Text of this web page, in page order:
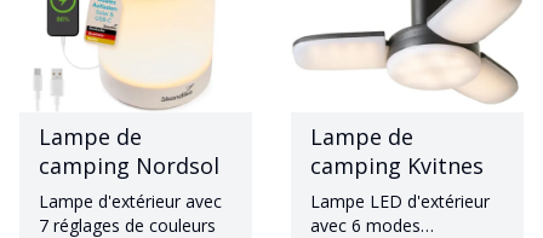
Lampe de
camping Nordsol
Lampe d'extérieur avec
7 réglages de couleurs
Lampe de
camping Kvitnes
Lampe LED d'extérieur
avec 6 modes